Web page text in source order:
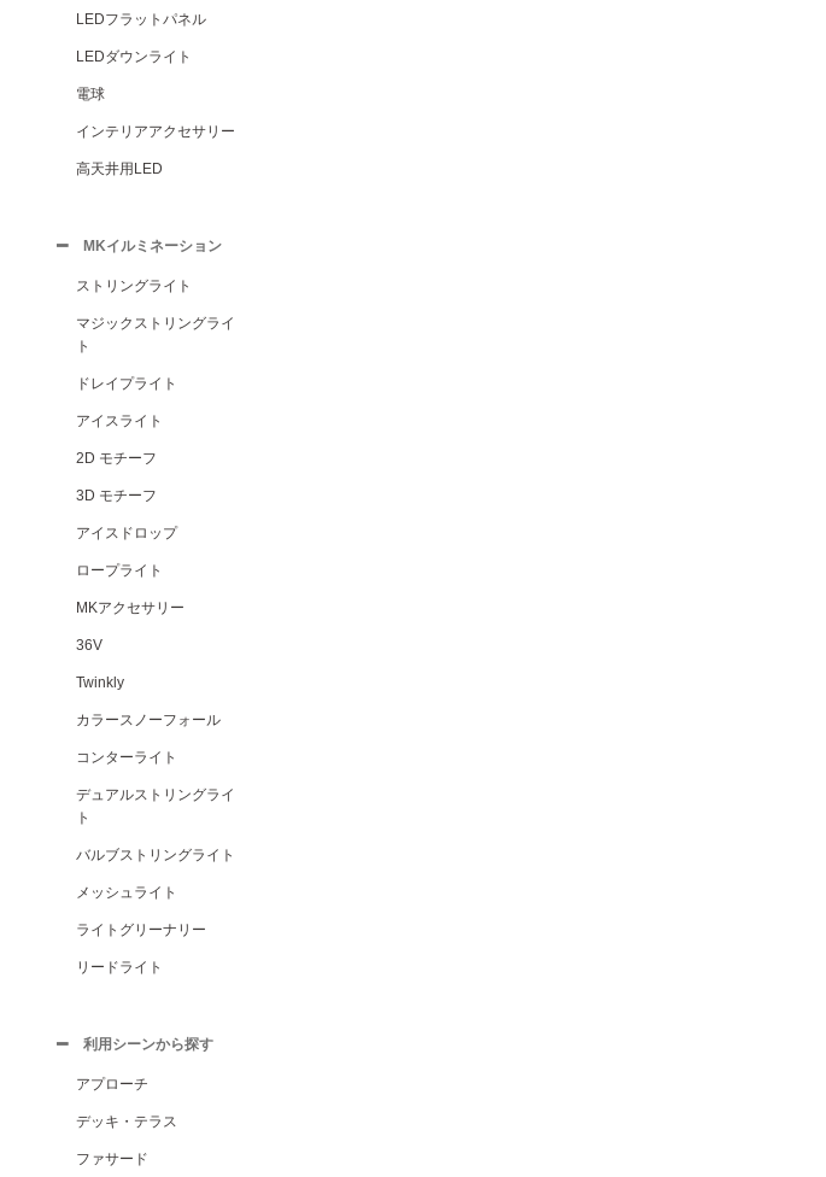
LEDフラットパネル
LEDダウンライト
電球
インテリアアクセサリー
高天井用LED
MKイルミネーション
ストリングライト
マジックストリングライ
ト
ドレイプライト
アイスライト
2D モチーフ
3D モチーフ
アイスドロップ
ロープライト
MKアクセサリー
36V
Twinkly
カラースノーフォール
コンターライト
デュアルストリングライ
ト
バルブストリングライト
メッシュライト
ライトグリーナリー
リードライト
利用シーンから探す
アプローチ
デッキ・テラス
ファサード